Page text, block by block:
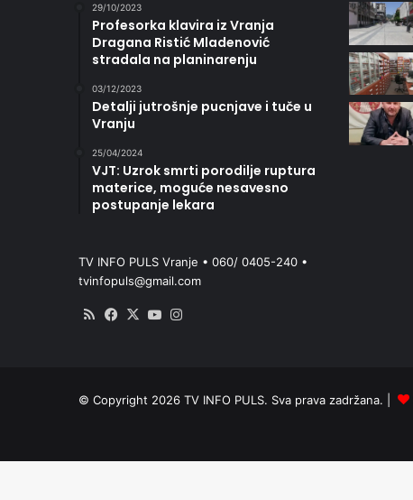
29/10/2023
Profesorka klavira iz Vranja
Dragana Ristić Mladenović
stradala na planinarenju
03/12/2023
Detalji jutrošnje pucnjave i tuče u
Vranju
25/04/2024
VJT: Uzrok smrti porodilje ruptura
materice, moguće nesavesno
postupanje lekara
TV INFO PULS Vranje • 060/ 0405-240 •
tvinfopuls@gmail.com
RSS Facebook
X YouTube
© Copyright 2026 TV INFO PULS. Sva prava zadržana. |